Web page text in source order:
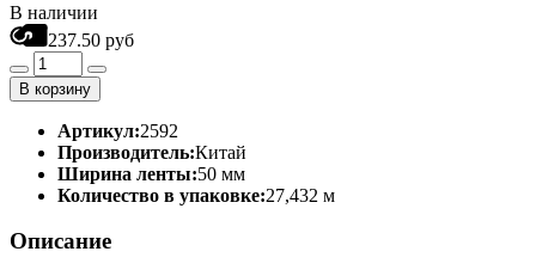
В наличии
237.50 руб
В корзину
Артикул:2592
Производитель:Китай
Ширина ленты:50 мм
Количество в упаковке:27,432 м
Описание